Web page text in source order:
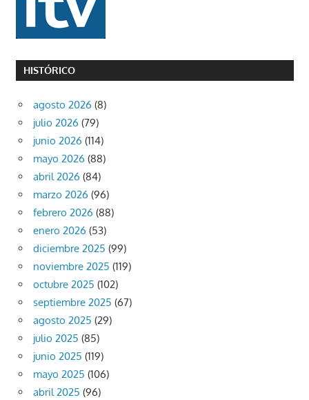
HISTÓRICO
agosto 2026 (8)
julio 2026 (79)
junio 2026 (114)
mayo 2026 (88)
abril 2026 (84)
marzo 2026 (96)
febrero 2026 (88)
enero 2026 (53)
diciembre 2025 (99)
noviembre 2025 (119)
octubre 2025 (102)
septiembre 2025 (67)
agosto 2025 (29)
julio 2025 (85)
junio 2025 (119)
mayo 2025 (106)
abril 2025 (96)